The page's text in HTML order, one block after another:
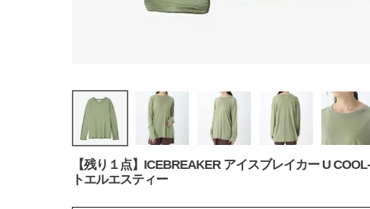
【残り１点】ICEBREAKER アイスブレイカー U
トエルエスティー